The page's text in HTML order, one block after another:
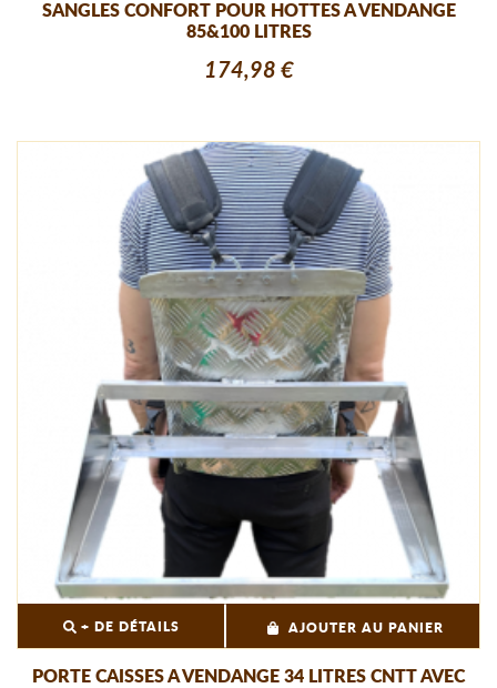
SANGLES CONFORT POUR HOTTES A VENDANGE
85&100 LITRES
174,98 €
+ DE DÉTAILS AJOUTER AU PANIER
PORTE CAISSES A VENDANGE 34 LITRES CNTT AVEC